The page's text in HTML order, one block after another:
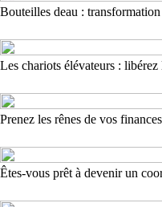
Bouteilles deau :
Les chariots élévateurs :
Prenez les rênes de vos
Êtes-vous prêt à devenir un